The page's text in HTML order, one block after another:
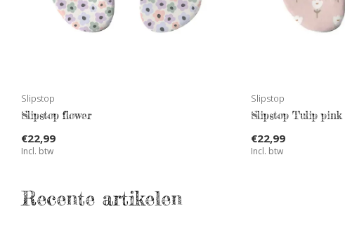
Slipstop
Slipstop flower
€22,99
Incl. btw
Slipstop
Slipstop Tulip pink
€22,99
Incl. btw
Recente artikelen